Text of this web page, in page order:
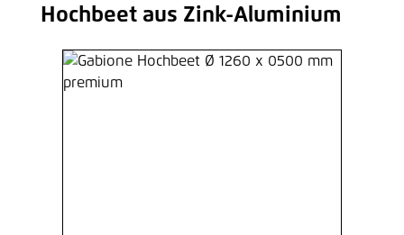
Produktgalerie überspringen
Hochbeet aus Zink-Aluminium